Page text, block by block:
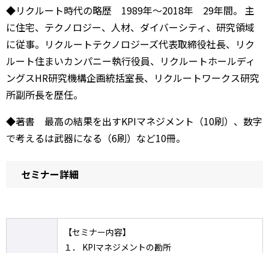
◆リクルート時代の略歴 1989年～2018年 29年間。 主
に住宅、テクノロジー、人材、ダイバーシティ、研究領域
に従事。リクルートテクノロジーズ代表取締役社長、リク
ルート住まいカンパニー執行役員、リクルートホールディ
ングスHR研究機構企画統括室長、リクルートワークス研究
所副所長を歴任。
◆著書 最高の結果を出すKPIマネジメント（10刷）、数字
で考えるは武器になる（6刷）など10冊。
セミナー詳細
【セミナー内容】
１． KPIマネジメントの勘所